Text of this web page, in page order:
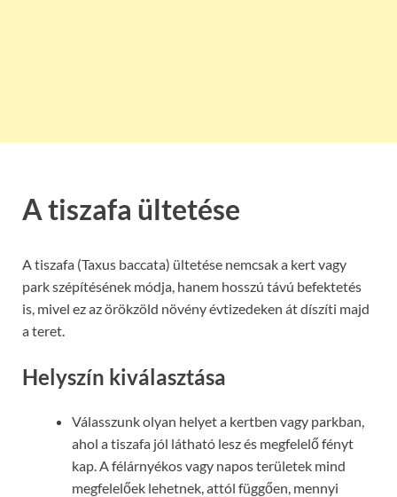
A tiszafa ültetése
A tiszafa (Taxus baccata) ültetése nemcsak a kert vagy
park szépítésének módja, hanem hosszú távú befektetés
is, mivel ez az örökzöld növény évtizedeken át díszíti majd
a teret.
Helyszín kiválasztása
Válasszunk olyan helyet a kertben vagy parkban,
ahol a tiszafa jól látható lesz és megfelelő fényt
kap. A félárnyékos vagy napos területek mind
megfelelőek lehetnek, attól függően, mennyi